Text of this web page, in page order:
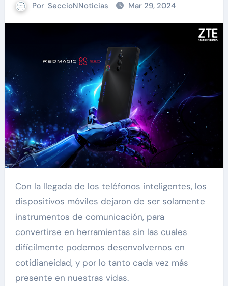
Por SeccioNNoticias Mar 29, 2024
Con la llegada de los teléfonos inteligentes, los
dispositivos móviles dejaron de ser solamente
instrumentos de comunicación, para
convertirse en herramientas sin las cuales
difícilmente podemos desenvolvernos en
cotidianeidad, y por lo tanto cada vez más
presente en nuestras vidas.